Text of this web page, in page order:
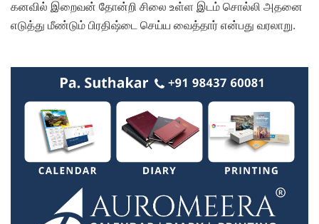
கனவில் இறைவன் தோன்றி சிலை உள்ள இடம் சொல்லி அதனை
எடுத்து மீண்டும் பிரதிஷ்டை செய்ய வைத்தார் என்பது வரலாறு.